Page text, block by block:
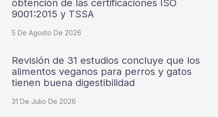
obtención de las certificaciones ISO
9001:2015 y TSSA
5 De Agosto De 2026
Revisión de 31 estudios concluye que los
alimentos veganos para perros y gatos
tienen buena digestibilidad
31 De Julio De 2026